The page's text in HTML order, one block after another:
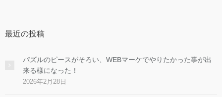
最近の投稿
パズルのピースがそろい、WEBマーケでやりたかった事が出
来る様になった！
2026年2月28日